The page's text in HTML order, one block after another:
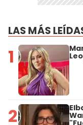
LAS MÁS
1
2